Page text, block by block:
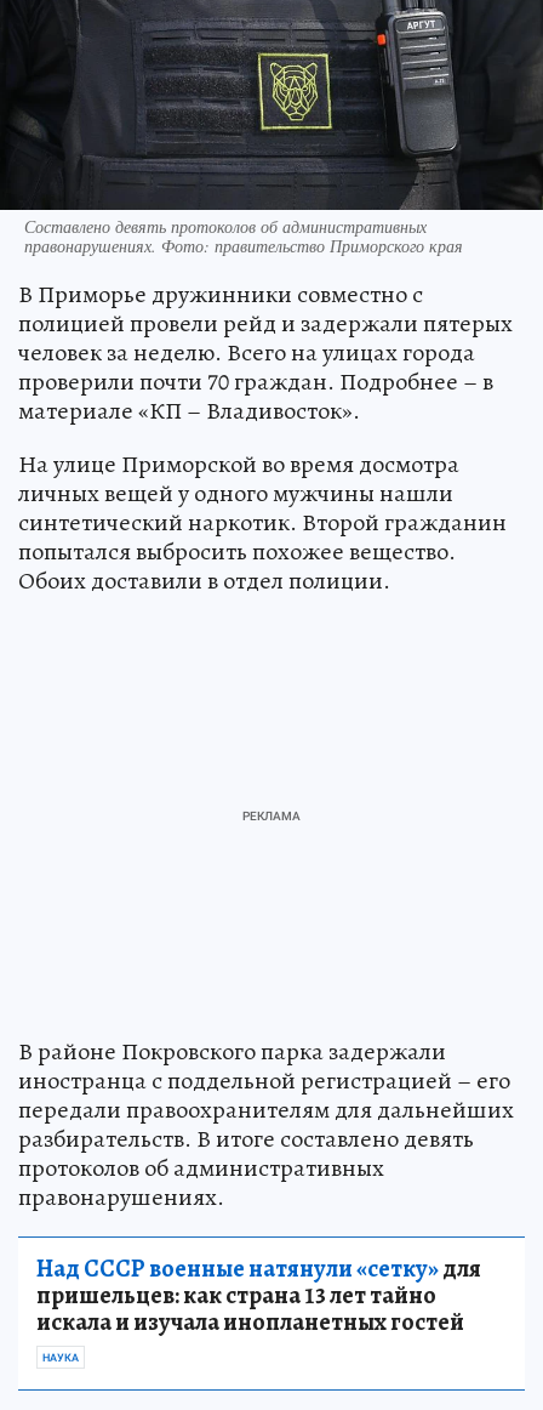
Составлено девять протоколов об административных
правонарушениях. Фото: правительство Приморского края
В Приморье дружинники совместно с
полицией провели рейд и задержали пятерых
человек за неделю. Всего на улицах города
проверили почти 70 граждан. Подробнее – в
материале «КП – Владивосток».
На улице Приморской во время досмотра
личных вещей у одного мужчины нашли
синтетический наркотик. Второй гражданин
попытался выбросить похожее вещество.
Обоих доставили в отдел полиции.
В районе Покровского парка задержали
иностранца с поддельной регистрацией – его
передали правоохранителям для дальнейших
разбирательств. В итоге составлено девять
протоколов об административных
правонарушениях.
Над СССР военные натянули «сетку»для
пришельцев: как страна 13 лет тайно
искала и изучала инопланетных гостей
НАУКА